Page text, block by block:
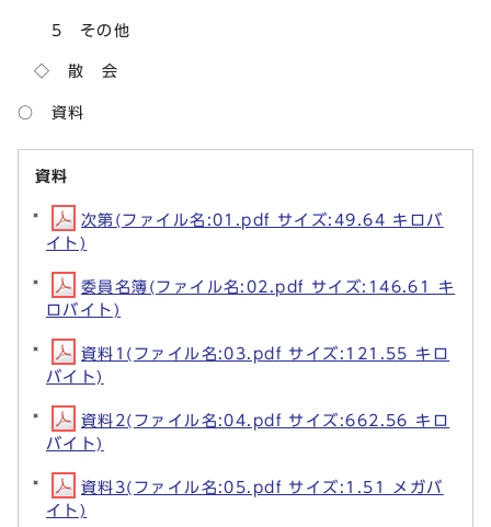
5 その他
◇ 散 会
○ 資料
資料
次第(ファイル名:01.pdf サイズ:49.64 キロバ
イト)
委員名簿(ファイル名:02.pdf サイズ:146.61 キ
ロバイト)
資料1(ファイル名:03.pdf サイズ:121.55 キロ
バイト)
資料2(ファイル名:04.pdf サイズ:662.56 キロ
バイト)
資料3(ファイル名:05.pdf サイズ:1.51 メガバ
イト)